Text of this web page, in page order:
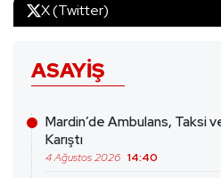
X (Twitter)
ASAYIŞ
Mardin’de Ambulans, Taksi
Karıştı
4 Ağustos 2026 14:40